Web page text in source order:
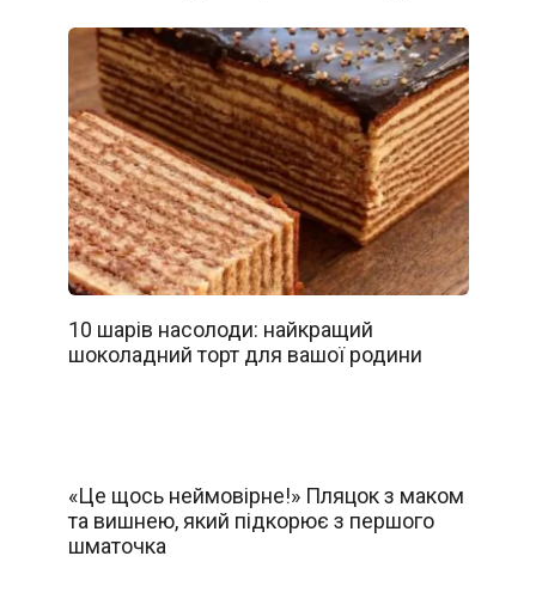
10 шарів насолоди: найкращий
шоколадний торт для вашої родини
«Це щось неймовірне!» Пляцок з маком
та вишнею, який підкорює з першого
шматочка